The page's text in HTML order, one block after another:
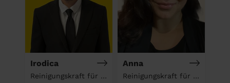
Irodica
Reinigungskraft für deinen Haushalt
Anna
Reinigungskraft für deinen Haushalt